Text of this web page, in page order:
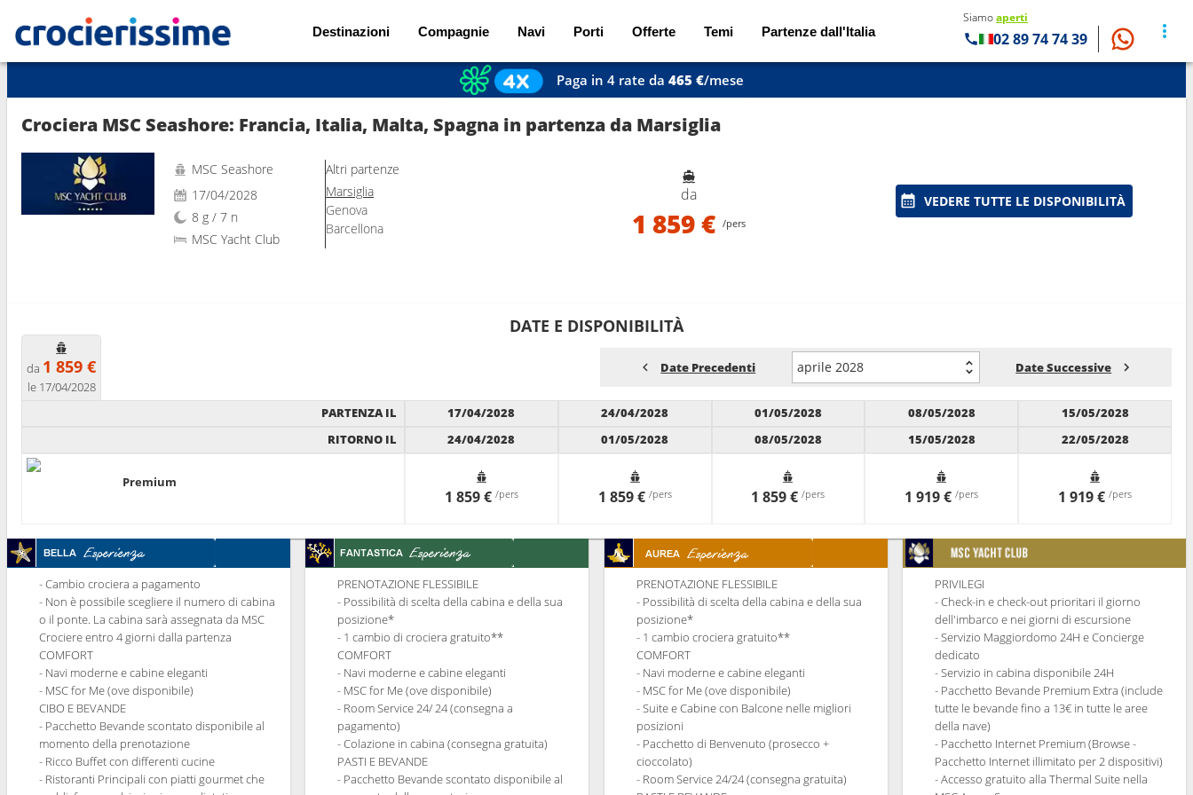
Destinazioni Compagnie Navi Porti Offerte Temi Partenze dall'Italia
Siamoaperti
02 89 74 74 39
Mostra le altre 54 foto
Paga in 4 rate da 465 €/mese
Crociera MSC Seashore: Francia, Italia, Malta, Spagna in partenza da Marsiglia
MSC Seashore
17/04/2028
8 g / 7 n
MSC Yacht Club
Altri partenze
Marsiglia
Genova
Barcellona
da
1 859 € /pers
VEDERE TUTTE LE DISPONIBILITÀ
DATE E DISPONIBILITÀ
da 1 859 €
le 17/04/2028
Date Precedenti aprile 2028 Date Successive
PARTENZA IL
RITORNO IL
Premium
17/04/2028
24/04/2028
1 859 € /pers
24/04/2028
01/05/2028
1 859 € /pers
01/05/2028
08/05/2028
1 859 € /pers
08/05/2028
15/05/2028
1 919 € /pers
15/05/2028
22/05/2028
1 919 € /pers
- Cambio crociera a pagamento
- Non è possibile scegliere il numero di cabina
o il ponte. La cabina sarà assegnata da MSC
Crociere entro 4 giorni dalla partenza
COMFORT
- Navi moderne e cabine eleganti
- MSC for Me (ove disponibile)
CIBO E BEVANDE
- Pacchetto Bevande scontato disponibile al
momento della prenotazione
- Ricco Buffet con differenti cucine
- Ristoranti Principali con piatti gourmet che
PRENOTAZIONE FLESSIBILE
- Possibilità di scelta della cabina e della sua
posizione*
- 1 cambio di crociera gratuito**
COMFORT
- Navi moderne e cabine eleganti
- MSC for Me (ove disponibile)
- Room Service 24/ 24 (consegna a
pagamento)
- Colazione in cabina (consegna gratuita)
PASTI E BEVANDE
- Pacchetto Bevande scontato disponibile al
PRENOTAZIONE FLESSIBILE
- Possibilità di scelta della cabina e della sua
posizione*
- 1 cambio crociera gratuito**
COMFORT
- Navi moderne e cabine eleganti
- MSC for Me (ove disponibile)
- Suite e Cabine con Balcone nelle migliori
posizioni
- Pacchetto di Benvenuto (prosecco +
cioccolato)
- Room Service 24/24 (consegna gratuita)
PRIVILEGI
- Check-in e check-out prioritari il giorno
dell'imbarco e nei giorni di escursione
- Servizio Maggiordomo 24H e Concierge
dedicato
- Servizio in cabina disponibile 24H
- Pacchetto Bevande Premium Extra (include
tutte le bevande fino a 13€ in tutte le aree
della nave)
- Pacchetto Internet Premium (Browse -
Pacchetto Internet illimitato per 2 dispositivi)
- Accesso gratuito alla Thermal Suite nella